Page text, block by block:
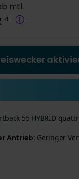
mtl.
4
55 HYBRID quattro S
:Dieses
Der Preis wurde